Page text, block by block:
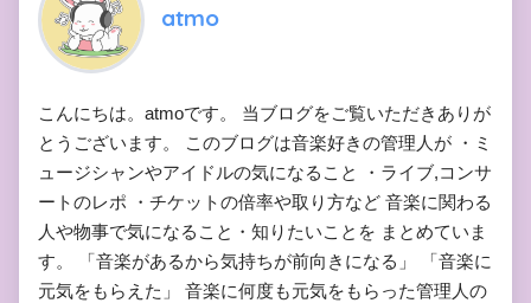
atmo
こんにちは。atmoです。 当ブログをご覧いただきありが
とうございます。 このブログは音楽好きの管理人が ・ミ
ュージシャンやアイドルの気になること ・ライブ,コンサ
ートのレポ ・チケットの倍率や取り方など 音楽に関わる
人や物事で気になること・知りたいことを まとめていま
す。 「音楽があるから気持ちが前向きになる」 「音楽に
元気をもらえた」 音楽に何度も元気をもらった管理人の